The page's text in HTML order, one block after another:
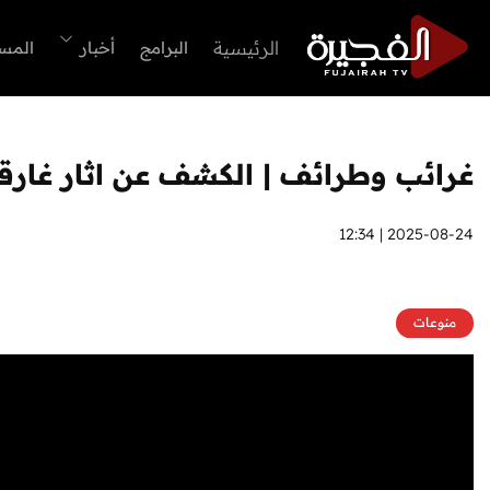
الرئيسية البرامج أخبار
غرائب وطرائف | الكشف عن اثار
2025-08-24 | 12:34
منوعات